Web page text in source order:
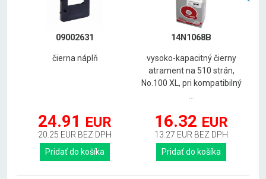
09002631
čierna náplň
24.91 EUR
20.25 EUR BEZ DPH
Pridať do košíka
14N1068B
vysoko-kapacitný čierny
atrament na 510 strán,
No.100 XL, pri kompatibilný
16.32 EUR
13.27 EUR BEZ DPH
Pridať do košíka